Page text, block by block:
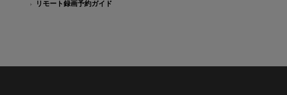
リモート録画予約ガイド